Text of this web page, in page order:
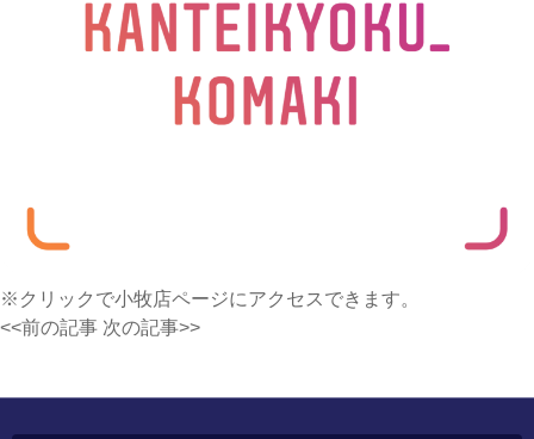
※クリックで小牧店ページにアクセスできます。
<<前の記事 次の記事>>